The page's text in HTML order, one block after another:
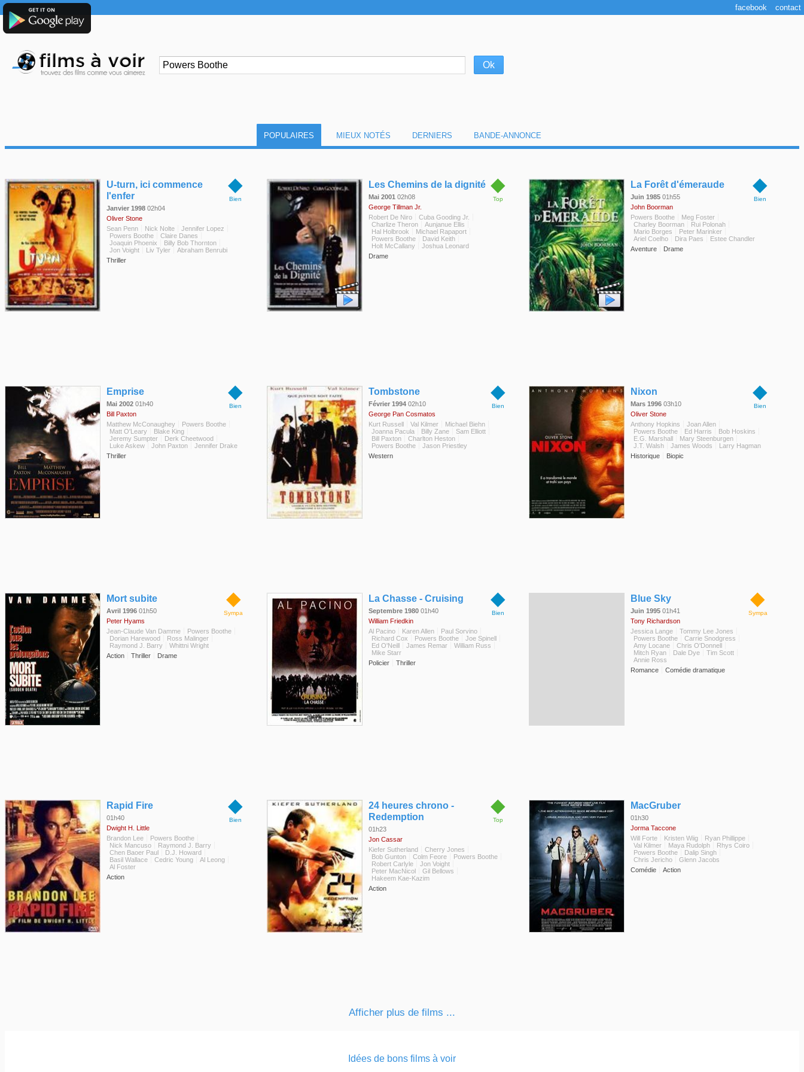
POPULAIRES MIEUX NOTÉS DERNIERS BANDE-ANNONCE
◆
Bien
U-turn, ici commence
l'enfer
Janvier 1998 02h04
Oliver Stone
Sean Penn
Nick Nolte
Jennifer Lopez
Powers Boothe
Claire Danes
Joaquin Phoenix
Billy Bob Thornton
Jon Voight
Liv Tyler
Abraham Benrubi
Thriller
◆
Top
Les Chemins de la dignité
Mai 200102h08
George Tillman Jr.
Robert De Niro
Cuba Gooding Jr.
Charlize Theron
Aunjanue Ellis
Hal Holbrook
Michael Rapaport
Powers Boothe
David Keith
Holt McCallany
Joshua Leonard
Drame
◆
Bien
La Forêt d'émeraude
Juin 198501h55
John Boorman
Powers Boothe
Meg Foster
Charley Boorman
Rui Polonah
Mario Borges
Peter Marinker
Ariel Coelho
Dira Paes
Estee Chandler
Aventure
Drame
◆
Bien
Emprise
Mai 2002 01h40
Bill Paxton
Matthew McConaughey
Powers Boothe
Matt O'Leary
Blake King
Jeremy Sumpter
Derk Cheetwood
Luke Askew
John Paxton
Jennifer Drake
Thriller
◆
Bien
Tombstone
Février 199402h10
George Pan Cosmatos
Kurt Russell
Val Kilmer
Michael Biehn
Joanna Pacula
Billy Zane
Sam Elliott
Bill Paxton
Charlton Heston
Powers Boothe
Jason Priestley
Western
◆
Bien
Nixon
Mars 199603h10
Oliver Stone
Anthony Hopkins
Joan Allen
Powers Boothe
Ed Harris
Bob Hoskins
E.G. Marshall
Mary Steenburgen
J.T. Walsh
James Woods
Larry Hagman
Historique
Biopic
◆
Sympa
Mort subite
Avril 1996 01h50
Peter Hyams
Jean-Claude Van Damme
Powers Boothe
Dorian Harewood
Ross Malinger
Raymond J. Barry
Whittni Wright
Action
Thriller Drame
◆
Bien
La Chasse - Cruising
Septembre 198001h40
William Friedkin
Al Pacino
Karen Allen
Paul Sorvino
Richard Cox
Powers Boothe
Joe Spinell
Ed O'Neill
James Remar
William Russ
Mike Starr
Policier
Thriller
◆
Sympa
Blue Sky
Juin 199501h41
Tony Richardson
Jessica Lange
Tommy Lee Jones
Powers Boothe
Carrie Snodgress
Amy Locane
Chris O'Donnell
Mitch Ryan
Dale Dye
Tim Scott
Annie Ross
Romance
Comédie dramatique
◆
Bien
Rapid Fire
01h40
Dwight H. Little
Brandon Lee
Powers Boothe
Nick Mancuso
Raymond J. Barry
Chen Baoer Paul
D.J. Howard
Basil Wallace
Cedric Young
Al Leong
Al Foster
Action
◆
Top
24 heures chrono -
Redemption
01h23
Jon Cassar
Kiefer Sutherland
Cherry Jones
Bob Gunton
Colm Feore
Powers Boothe
Robert Carlyle
Jon Voight
Peter MacNicol
Gil Bellows
Hakeem Kae-Kazim
Action
MacGruber
01h30
Jorma Taccone
Will Forte
Kristen Wiig
Ryan Phillippe
Val Kilmer
Maya Rudolph
Rhys Coiro
Powers Boothe
Dalip Singh
Chris Jericho
Glenn Jacobs
Comédie
Action
Afficher plus de films ...
Idées de bons films à voir
facebook contact